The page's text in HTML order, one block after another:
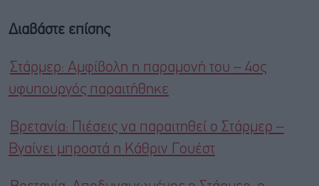
Διαβάστε επίσης
Στάρμερ: Αμφίβολη η παραμονή του – 4ος
υφυπουργός παραιτήθηκε
Βρετανία: Πιέσεις να παραιτηθεί ο Στάρμερ –
Βγαίνει μπροστά η Κάθριν Γουέστ